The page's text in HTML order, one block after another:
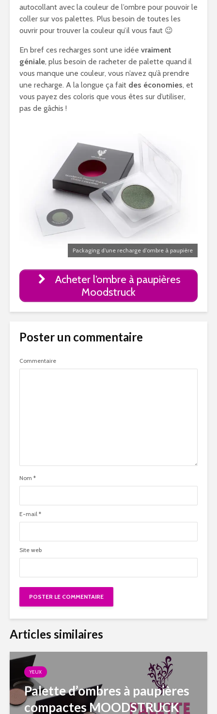
autocollant avec la couleur de l’ombre pour pouvoir le
coller sur vos palettes. Plus besoin de toutes les
ouvrir pour trouver la couleur qu’il vous faut 😉
En bref ces recharges sont une idée vraiment
géniale, plus besoin de racheter de palette quand il
vous manque une couleur, vous n’avez qu’à prendre
une recharge. A la longue ça fait des économies, et
vous payez des coloris que vous êtes sur d’utiliser,
pas de gâchis !
Packaging d’une recharge d’ombre à paupière
Acheter l’ombre à paupières
Moodstruck
Poster un commentaire
Commentaire
Nom *
E-mail *
Site web
Articles similaires
YEUX
Palette d’ombres à paupières
compactes MOODSTRUCK